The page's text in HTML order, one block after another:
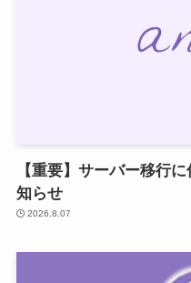
【重要】サーバー移行
知らせ
2026.8.07